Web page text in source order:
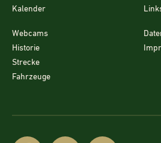
Kalender
Webcams
Historie
Strecke
Fahrzeuge